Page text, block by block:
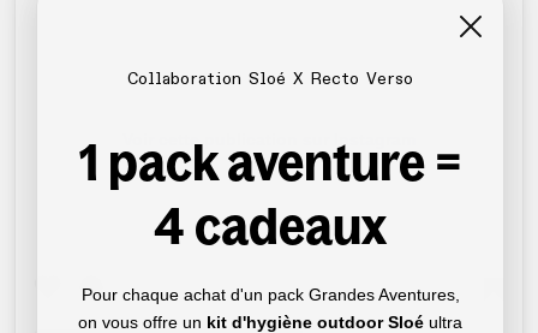
Collaboration Sloé X Recto Verso
1 pack aventure =
4 cadeaux
Pour chaque achat d'un pack Grandes Aventures,
on vous offre un kit d'hygiène outdoor Sloé ultra